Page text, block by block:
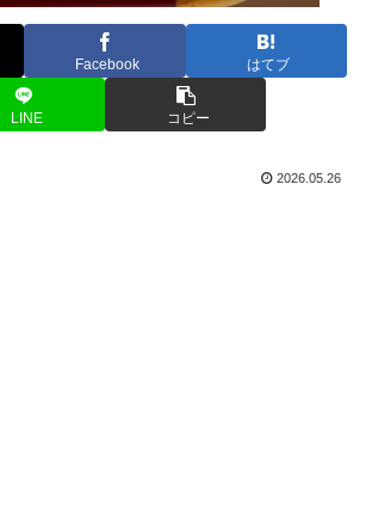
Facebook はてブ
LINE コピー
2026.05.26